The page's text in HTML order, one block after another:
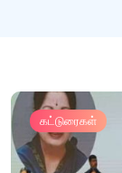
கட்டுரைகள்